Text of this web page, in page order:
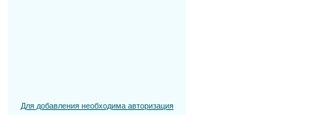
Для добавления необходима авторизация